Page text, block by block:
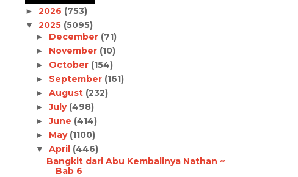
► 2026 (753)
▼ 2025 (5095)
► December (71)
► November (10)
► October (154)
► September (161)
► August (232)
►July (498)
►June (414)
► May (1100)
▼ April (446)
Bangkit dari Abu Kembalinya Nathan ~
Bab 6